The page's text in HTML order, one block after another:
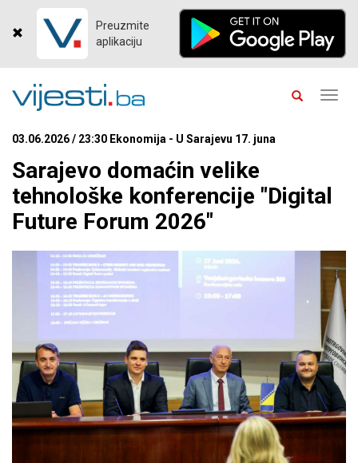
Preuzmite
aplikaciju
03.06.2026 / 23:30 Ekonomija - U Sarajevu 17. juna
Sarajevo domaćin velike
tehnološke konferencije "Digital
Future Forum 2026"